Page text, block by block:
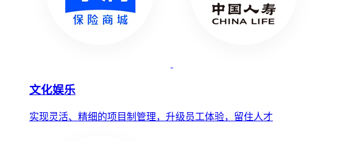
文化娱乐
实现灵活、精细的项目制管理，升级员工体验，留住人才